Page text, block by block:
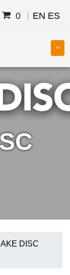
0 EN ES
DISC